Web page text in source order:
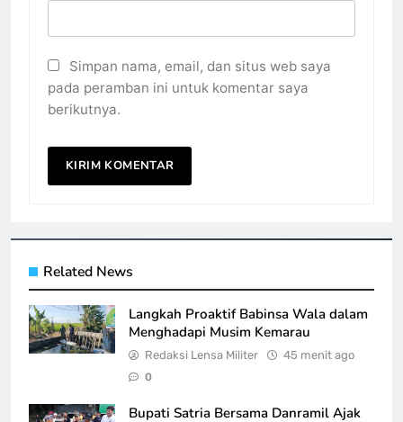
Simpan nama, email, dan situs web saya
pada peramban ini untuk komentar saya
berikutnya.
Related News
Langkah Proaktif Babinsa Wala dalam
Menghadapi Musim Kemarau
Redaksi Lensa Militer 45 menit ago
0
Bupati Satria Bersama Danramil Ajak